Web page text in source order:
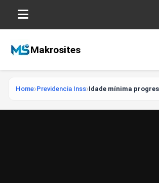
Makrosites
Home Previdencia Inss Idade mínima